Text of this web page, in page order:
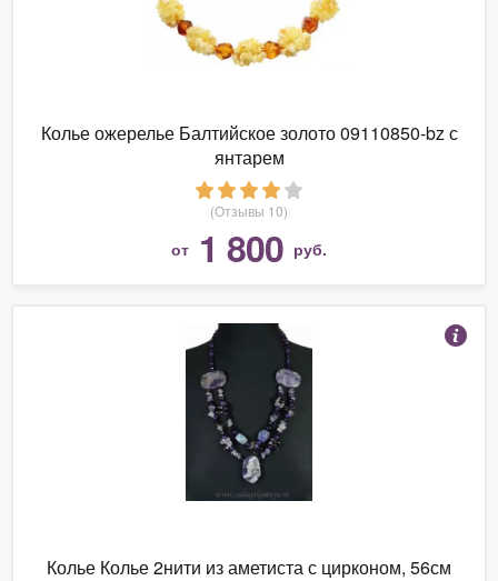
Колье ожерелье Балтийское золото 09110850-bz с
янтарем
(Отзывы 10)
от 1 800 руб.
Колье Колье 2нити из аметиста с цирконом, 56см